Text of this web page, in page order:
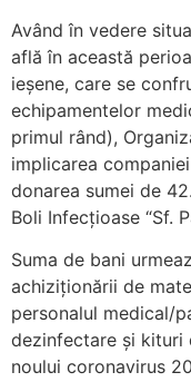
Având în vedere
află în această
ieșene, care se
echipamentelor
primul rând),
implicarea
donarea sumei de
Boli Infecțioase “Sf.
Suma de bani
achiziționării de
personalul medical/
dezinfectare și kituri
noului coronavirus